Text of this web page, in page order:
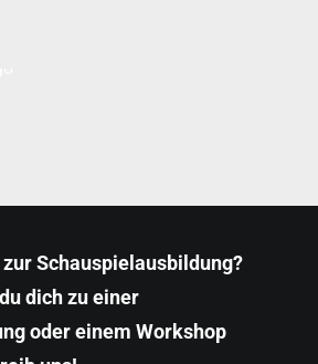
Schauspielausbildung?
dich zu einer
oder einem Workshop